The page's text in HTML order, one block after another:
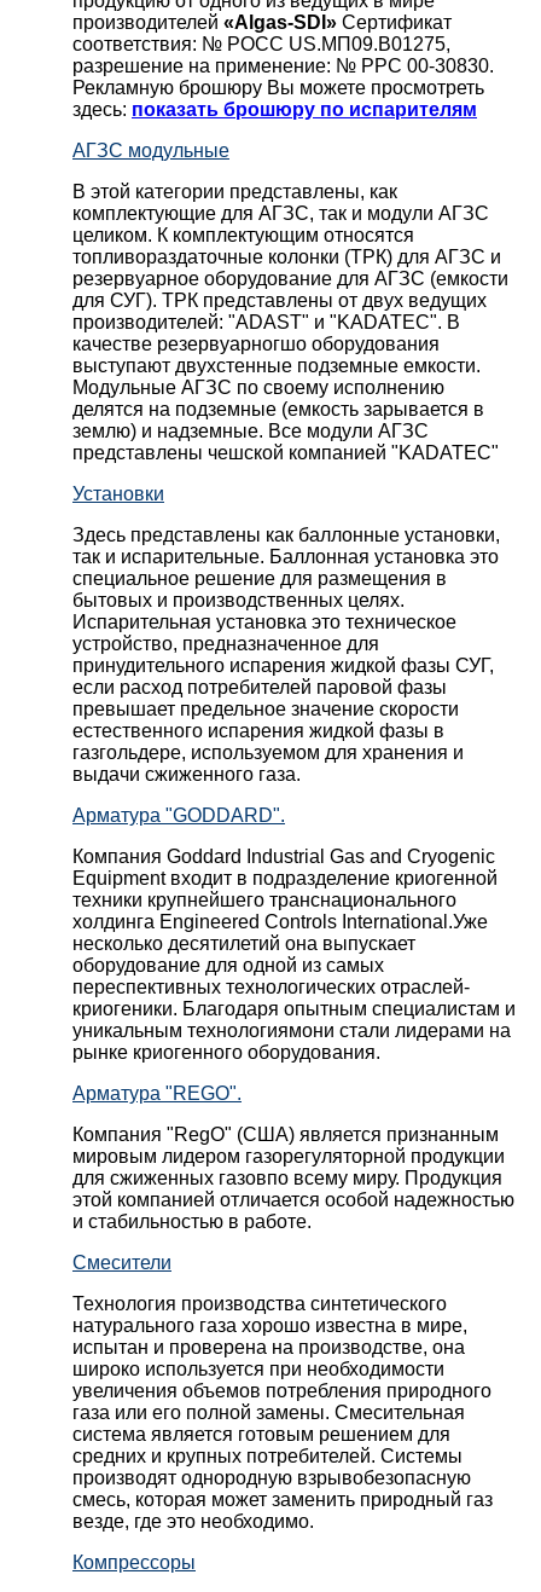
производителей «Algas-SDI» Сертификат
соответствия: № РОСС US.МП09.В01275,
разрешение на применение: № РРС 00-30830.
Рекламную брошюру Вы можете просмотреть
здесь: показать брошюру по испарителям
АГЗС модульные
В этой категории представлены, как
комплектующие для АГЗС, так и модули АГЗС
целиком. К комплектующим относятся
топливораздаточные колонки (ТРК) для АГЗС и
резервуарное оборудование для АГЗС (емкости
для СУГ). ТРК представлены от двух ведущих
производителей: "ADAST" и "KADATEC". В
качестве резервуарногшо оборудования
выступают двухстенные подземные емкости.
Модульные АГЗС по своему исполнению
делятся на подземные (емкость зарывается в
землю) и надземные. Все модули АГЗС
представлены чешской компанией "KADATEC"
Установки
Здесь представлены как баллонные установки,
так и испарительные. Баллонная установка это
специальное решение для размещения в
бытовых и производственных целях.
Испарительная установка это техническое
устройство, предназначенное для
принудительного испарения жидкой фазы СУГ,
если расход потребителей паровой фазы
превышает предельное значение скорости
естественного испарения жидкой фазы в
газгольдере, используемом для хранения и
выдачи сжиженного газа.
Арматура "GODDARD".
Компания Goddard Industrial Gas and Cryogenic
Equipment входит в подразделение криогенной
техники крупнейшего транснационального
холдинга Engineered Controls International.Уже
несколько десятилетий она выпускает
оборудование для одной из самых
переспективных технологических отраслей-
криогеники. Благодаря опытным специалистам и
уникальным технологиямони стали лидерами на
рынке криогенного оборудования.
Арматура "REGO".
Компания "RegO" (США) является признанным
мировым лидером газорегуляторной продукции
для сжиженных газовпо всему миру. Продукция
этой компанией отличается особой надежностью
и стабильностью в работе.
Смесители
Технология производства синтетического
натурального газа хорошо известна в мире,
испытан и проверена на производстве, она
широко используется при необходимости
увеличения объемов потребления природного
газа или его полной замены. Смесительная
система является готовым решением для
средних и крупных потребителей. Системы
производят однородную взрывобезопасную
смесь, которая может заменить природный газ
везде, где это необходимо.
Компрессоры